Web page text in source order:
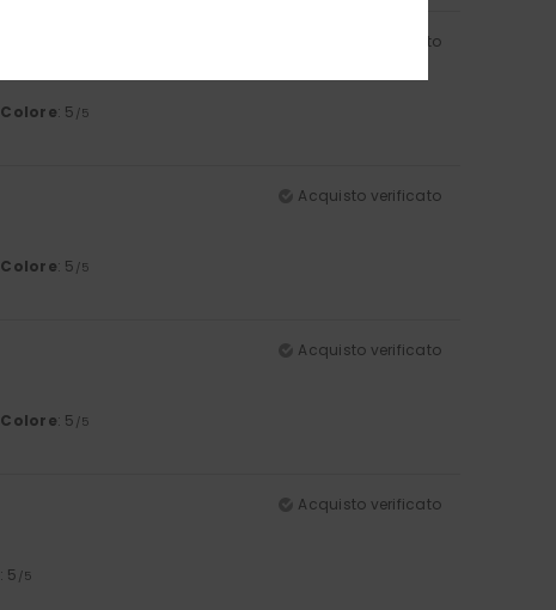
Acquisto verificato
Colore: 5 /5
Acquisto verificato
Colore: 5 /5
Acquisto verificato
Colore: 5 /5
Acquisto verificato
: 5 /5